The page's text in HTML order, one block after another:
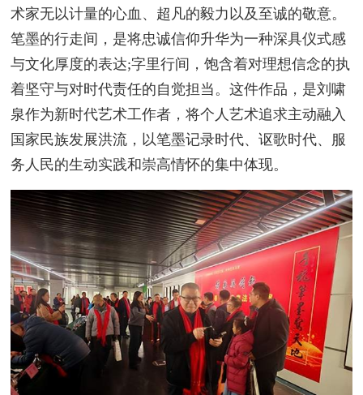
术家无以计量的心血、超凡的毅力以及至诚的敬意。
笔墨的行走间，是将忠诚信仰升华为一种深具仪式感
与文化厚度的表达;字里行间，饱含着对理想信念的执
着坚守与对时代责任的自觉担当。这件作品，是刘啸
泉作为新时代艺术工作者，将个人艺术追求主动融入
国家民族发展洪流，以笔墨记录时代、讴歌时代、服
务人民的生动实践和崇高情怀的集中体现。